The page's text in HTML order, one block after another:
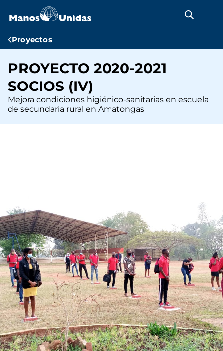
contenido
Ruta
navegación
Proyectos
PROYECTO 2020-2021
SOCIOS (IV)
Mejora condiciones higiénico-sanitarias en escuela
de secundaria rural en Amatongas